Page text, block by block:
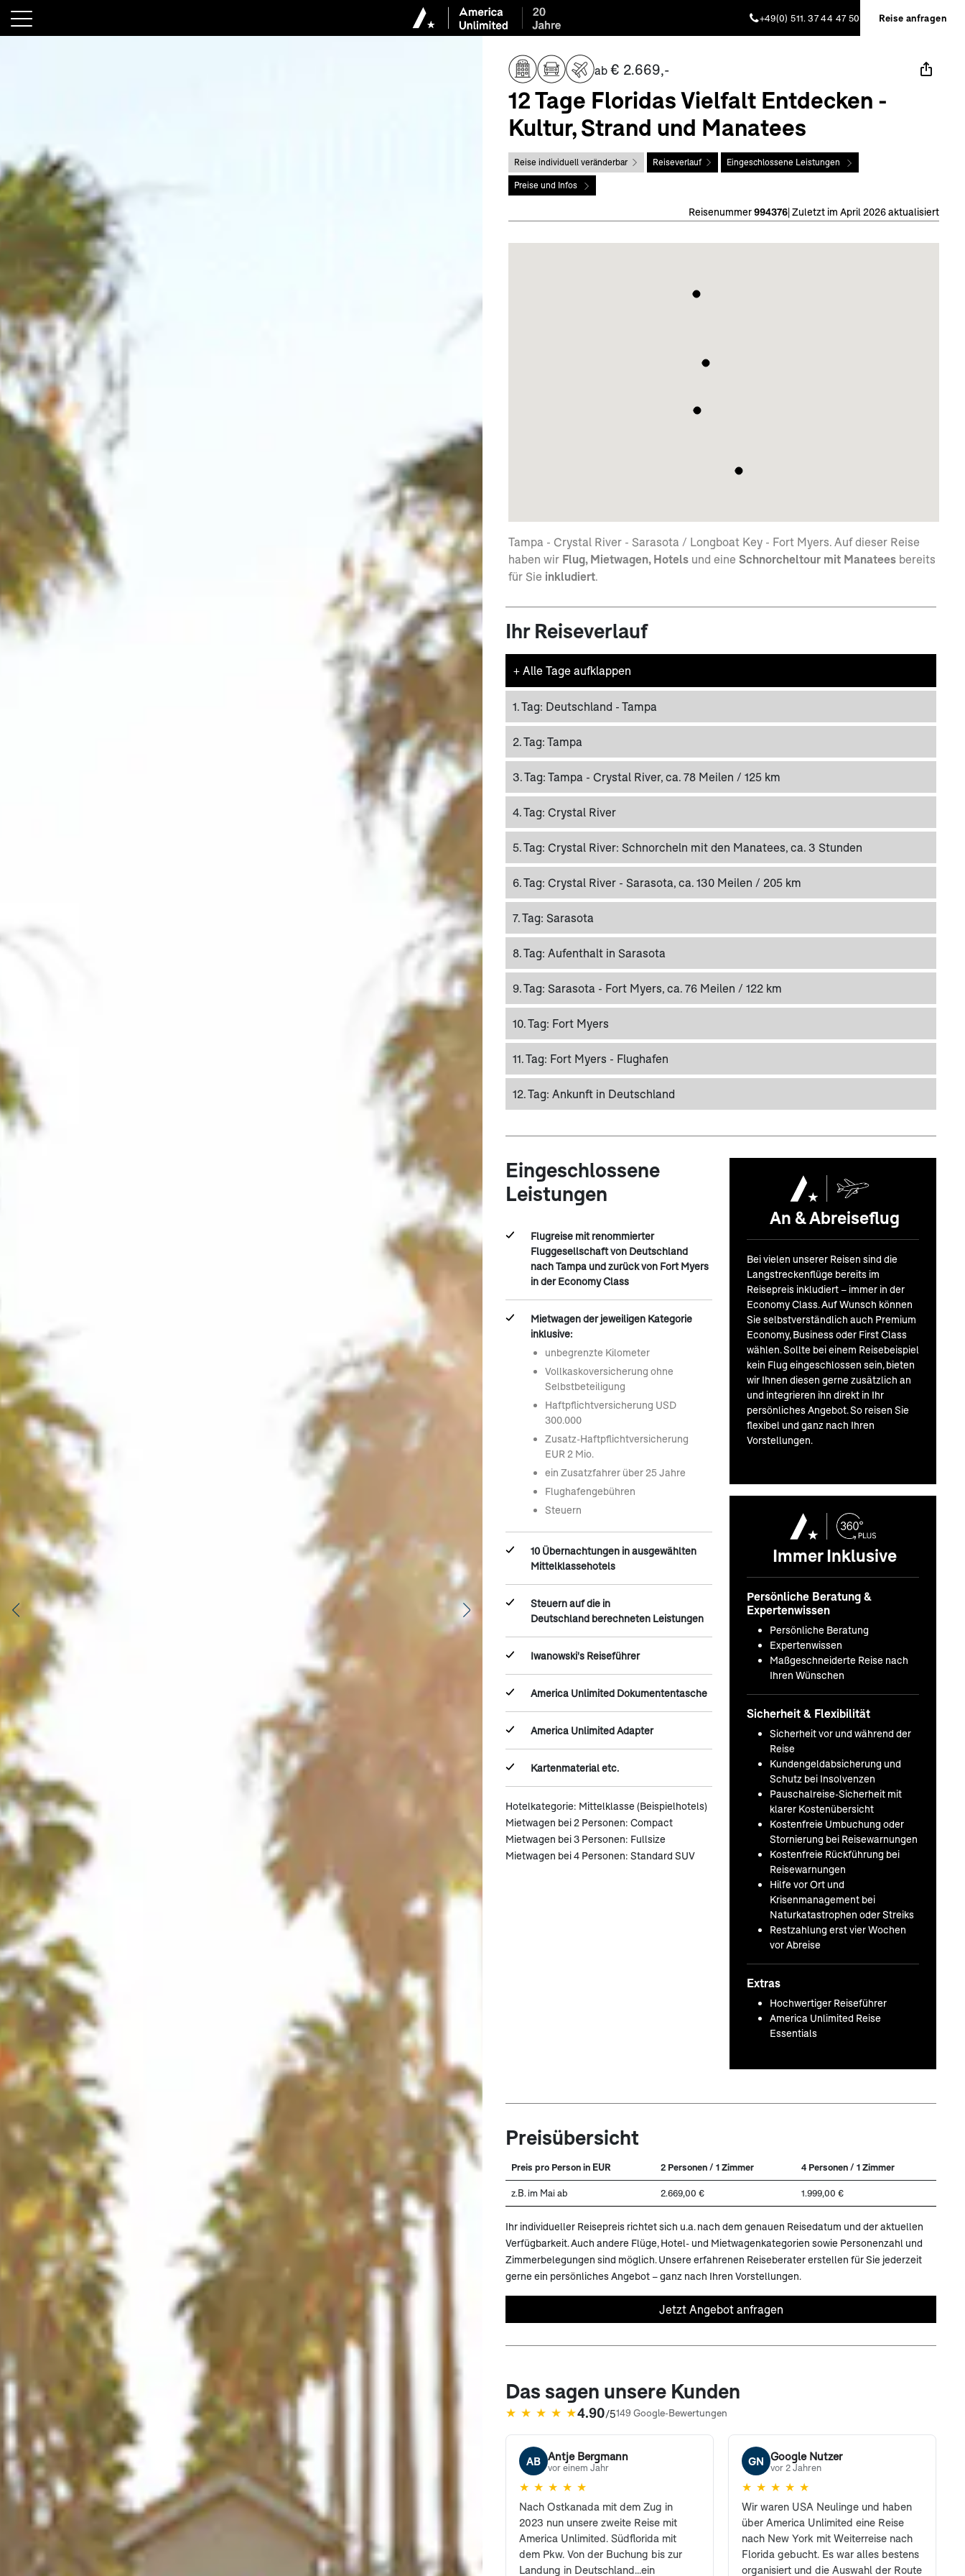
+49(0) 511. 37 44 47 50 Reise anfragen
ab € 2.669,-
12 Tage Floridas Vielfalt Entdecken -
Kultur, Strand und Manatees
Reise individuell veränderbar Reiseverlauf Eingeschlossene Leistungen
Preise und Infos
Reisenummer994376|Zuletzt im April 2026 aktualisiert
Tampa - Crystal River - Sarasota / Longboat Key - Fort Myers. Auf dieser Reise
haben wir Flug, Mietwagen, Hotels und eine Schnorcheltour mit Manatees bereits
für Sie inkludiert.
Ihr Reiseverlauf
+ Alle Tage aufklappen
1. Tag: Deutschland - Tampa
2. Tag: Tampa
3. Tag: Tampa - Crystal River, ca. 78 Meilen / 125 km
4. Tag: Crystal River
5. Tag: Crystal River: Schnorcheln mit den Manatees, ca. 3 Stunden
6. Tag: Crystal River - Sarasota, ca. 130 Meilen / 205 km
7. Tag: Sarasota
8. Tag: Aufenthalt in Sarasota
9. Tag: Sarasota - Fort Myers, ca. 76 Meilen / 122 km
10. Tag: Fort Myers
11. Tag: Fort Myers - Flughafen
12. Tag: Ankunft in Deutschland
Eingeschlossene
Leistungen
Flugreise mit renommierter
Fluggesellschaft von Deutschland
nach Tampa und zurück von Fort Myers
in der Economy Class
Mietwagen der jeweiligen Kategorie
inklusive:
unbegrenzte Kilometer
Vollkaskoversicherung ohne
Selbstbeteiligung
Haftpflichtversicherung USD
300.000
Zusatz-Haftpflichtversicherung
EUR 2 Mio.
ein Zusatzfahrer über 25 Jahre
Flughafengebühren
Steuern
10 Übernachtungen in ausgewählten
Mittelklassehotels
Steuern auf die in
Deutschland berechneten Leistungen
Iwanowski's Reiseführer
America Unlimited Dokumententasche
America Unlimited Adapter
Kartenmaterial etc.
Hotelkategorie: Mittelklasse (Beispielhotels)
Mietwagen bei 2 Personen: Compact
Mietwagen bei 3 Personen: Fullsize
Mietwagen bei 4 Personen: Standard SUV
An & Abreiseflug
Bei vielen unserer Reisen sind die
Langstreckenflüge bereits im
Reisepreis inkludiert – immer in der
Economy Class. Auf Wunsch können
Sie selbstverständlich auch Premium
Economy, Business oder First Class
wählen. Sollte bei einem Reisebeispiel
kein Flug eingeschlossen sein, bieten
wir Ihnen diesen gerne zusätzlich an
und integrieren ihn direkt in Ihr
persönliches Angebot. So reisen Sie
flexibel und ganz nach Ihren
Vorstellungen.
Immer Inklusive
Persönliche Beratung &
Expertenwissen
Persönliche Beratung
Expertenwissen
Maßgeschneiderte Reise nach
Ihren Wünschen
Sicherheit & Flexibilität
Sicherheit vor und während der
Reise
Kundengeldabsicherung und
Schutz bei Insolvenzen
Pauschalreise-Sicherheit mit
klarer Kostenübersicht
Kostenfreie Umbuchung oder
Stornierung bei Reisewarnungen
Kostenfreie Rückführung bei
Reisewarnungen
Hilfe vor Ort und
Krisenmanagement bei
Naturkatastrophen oder Streiks
Restzahlung erst vier Wochen
vor Abreise
Extras
Hochwertiger Reiseführer
America Unlimited Reise
Essentials
Preisübersicht
Preis pro Person in EUR 2 Personen / 1 Zimmer 4 Personen / 1 Zimmer
z.B. im Mai ab 2.669,00 € 1.999,00 €
Ihr individueller Reisepreis richtet sich u.a. nach dem genauen Reisedatum und der aktuellen
Verfügbarkeit. Auch andere Flüge, Hotel- und Mietwagenkategorien sowie Personenzahl und
Zimmerbelegungen sind möglich. Unsere erfahrenen Reiseberater erstellen für Sie jederzeit
gerne ein persönliches Angebot – ganz nach Ihren Vorstellungen.
Jetzt Angebot anfragen
Das sagen unsere Kunden
★ ★ ★ ★ ★4.90/5149 Google-Bewertungen
(öffnet in neuem Tab)
AB Antje Bergmann
vor einem Jahr
★ ★ ★ ★ ★
Nach Ostkanada mit dem Zug in
2023 nun unsere zweite Reise mit
America Unlimited. Südflorida mit
dem Pkw. Von der Buchung bis zur
Landung in Deutschland...ein
GN Google Nutzer
vor 2 Jahren
★ ★ ★ ★ ★
Wir waren USA Neulinge und haben
über America Unlimited eine Reise
nach New York mit Weiterreise nach
Florida gebucht. Es war alles bestens
organisiert und die Auswahl der Route